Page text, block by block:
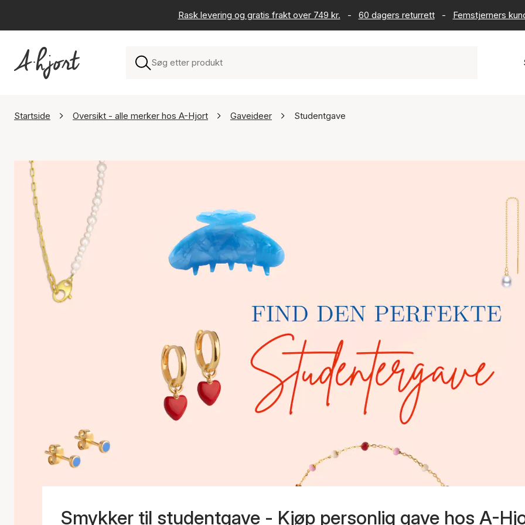
Rask levering og gratis frakt over 749 kr. - 60 dagers returrett - Femstjerners
Startside Oversikt - alle merker hos A-Hjort Gaveideer Studentgave
Smykker til studentgave - Kjøp personlig gave hos A-